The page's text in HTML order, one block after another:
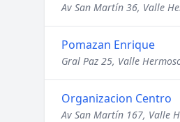
Av San Martín 36, Valle
Pomazan Enrique
Gral Paz 25, Valle
Organizacion Centro
Av San Martín 167, Valle